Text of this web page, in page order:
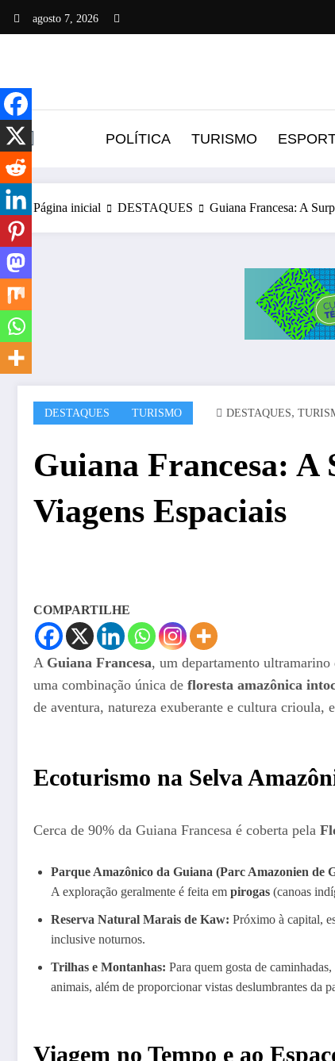
agosto 7, 2026
POLÍTICA TURISMO
Página inicial DESTAQUES Guiana Francesa: A
DESTAQUES TURISMO DESTAQUES,
Guiana Francesa: A
Viagens Espaciais
COMPARTILHE
A Guiana Francesa, um departamento
uma combinação única de floresta amazônica
de aventura, natureza exuberante e cultura crioula,
Ecoturismo na Selva
Cerca de 90% da Guiana Francesa é coberta pela
Parque Amazônico da Guiana (Parc Amazonien de
A exploração geralmente é feita em pirogas (canoas
Reserva Natural Marais de Kaw: Próximo à capital,
inclusive noturnos.
Trilhas e Montanhas: Para quem gosta de
animais, além de proporcionar vistas deslumbrantes da
Viagem no Tempo e ao